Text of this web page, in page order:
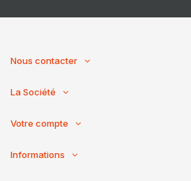
Nous contacter
La Société
Votre compte
Informations